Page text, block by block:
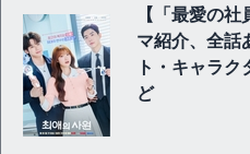
【「最愛の
マ紹介、全話
ト・キャラ
ど